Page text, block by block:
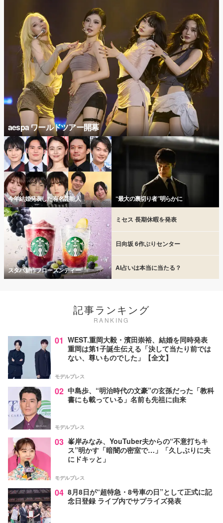
aespa ワールドツアー開幕
今年結婚発表した有名芸能人 “最大の裏切り者”明らかに
スタバ新作フローズンティー
ミセス 長期休暇を発表
日向坂 6作ぶりセンター
AI占いは本当に当たる？
記事ランキング
RANKING
01 WEST.重岡大毅・濱田崇裕、結婚を同時発表
重岡は第1子誕生伝える「決して当たり前では
ない、尊いものでした」【全文】
モデルプレス
02 中島歩、“明治時代の文豪”の玄孫だった「教科
書にも載っている」名前も先祖に由来
モデルプレス
03 峯岸みなみ、YouTuber夫からの“不意打ちキ
ス”明かす「暗闇の密室で…」「久しぶりに夫
にドキッと」
モデルプレス
04 8月8日が“超特急・8号車の日”として正式に記
念日登録 ライブ内でサプライズ発表